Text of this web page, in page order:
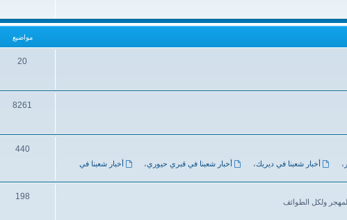
مواضيع
20
8261
، أخبار شعبنا في ديريك، أخبار شعبنا في قبري حيوري،
أخبار شعبنا في
440
ولكل الطوائف
198